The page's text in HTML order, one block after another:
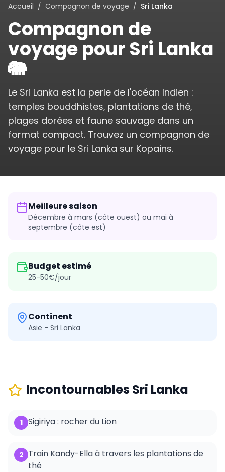
Accueil / Compagnon de voyage / Sri Lanka
Compagnon de
voyage pourSri Lanka
🐘
Le Sri Lanka est la perle de l'océan Indien :
temples bouddhistes, plantations de thé,
plages dorées et faune sauvage dans un
format compact. Trouvez un compagnon de
voyage pour le Sri Lanka sur Kopains.
Meilleure saison
Décembre à mars (côte ouest) ou mai à
septembre (côte est)
Budget estimé
25-50€/jour
Continent
Asie - Sri Lanka
IncontournablesSri Lanka
1 Sigiriya : rocher du Lion
2 Train Kandy-Ella à travers les plantations de
thé